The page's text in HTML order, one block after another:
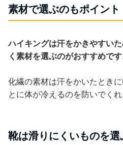
素材で選ぶのもポイント
ハイキングは汗をかきやすい
く素材を選ぶのがおすすめです
化繊の素材は汗をかいたとき
とに体が冷えるのを防いでくれ
靴は滑りにくいものを選